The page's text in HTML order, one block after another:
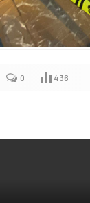
0 436